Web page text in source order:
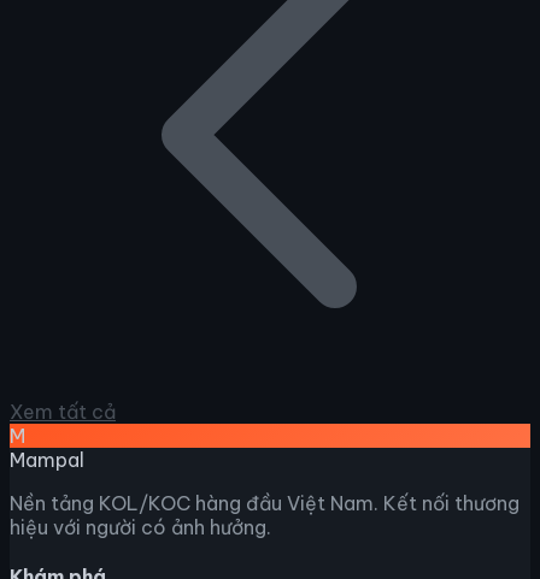
Xem tất cả
M
Mampal
Nền tảng KOL/KOC hàng đầu Việt Nam. Kết nối thương
hiệu với người có ảnh hưởng.